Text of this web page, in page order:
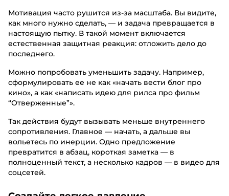
Мотивация часто рушится из-за масштаба. Вы видите,
как много нужно сделать, — и задача превращается в
настоящую пытку. В такой момент включается
естественная защитная реакция: отложить дело до
последнего.
Можно попробовать уменьшить задачу. Например,
сформулировать ее не как «начать вести блог про
кино», а как «написать идею для рилса про фильм
“Отверженные”».
Так действия будут вызывать меньше внутреннего
сопротивления. Главное — начать, а дальше вы
вольетесь по инерции. Одно предложение
превратится в абзац, короткая заметка — в
полноценный текст, а несколько кадров — в видео для
соцсетей.